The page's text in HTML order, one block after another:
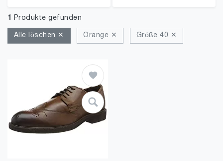
1 Produkte gefunden
Alle löschen ✕ Orange ✕ Größe 40 ✕